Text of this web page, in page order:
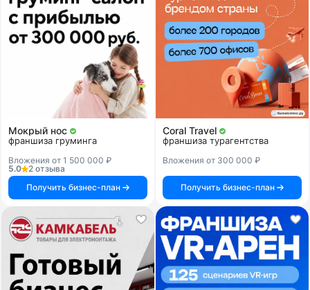
Мокрый нос
франшиза груминга
Вложения от 1 500 000 ₽
5.0
2 отзыва
Получить бизнес-план
Coral Travel
франшиза турагентства
Вложения от 300 000 ₽
Получить бизнес-план